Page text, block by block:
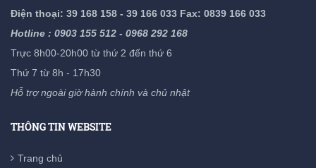
Điện thoại: 39 168 158 - 39 166 033 Fax: 0839 166 033
Hotline : 0903 155 512 - 0968 292 168
Trực 8h00-20h00 từ thứ 2 đến thứ 6
Thứ 7 từ 8h - 17h30
Hỗ trợ ngoài giờ hành chính và chủ nhật
THÔNG TIN WEBSITE
Trang chủ